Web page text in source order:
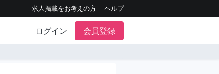
求人掲載をお考えの方 ヘルプ
ログイン 会員登録